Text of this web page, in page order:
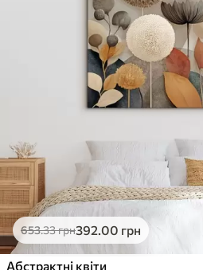
653.33грн392.00 грн
Абстрактні квіти